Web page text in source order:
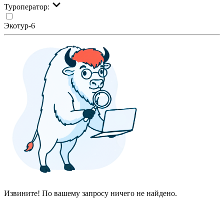
Туроператор:
Экотур-6
Извините! По вашему запросу ничего не найдено.